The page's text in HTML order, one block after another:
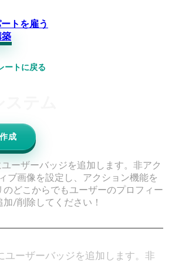
トを雇う
築
ートに戻る
成
ーザーバッジを追加します。非アク
ブ画像を設定し、アクション機能を
のどこからでもユーザーのプロフィー
/削除してください！
ユーザーバッジを追加します。非